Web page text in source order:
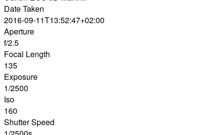
Date Taken
2016-09-11T13:52:47+02:00
Aperture
f/2.5
Focal Length
135
Exposure
1/2500
Iso
160
Shutter Speed